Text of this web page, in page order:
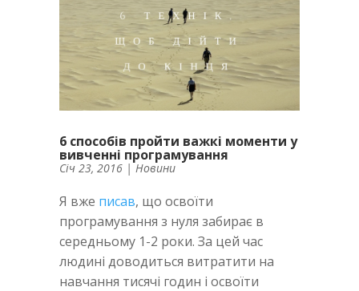
6 способів пройти важкі моменти у
вивченні програмування
Січ 23, 2016 |Новини
Я вже писав, що освоїти
програмування з нуля забирає в
середньому 1-2 роки. За цей час
людині доводиться витратити на
навчання тисячі годин і освоїти